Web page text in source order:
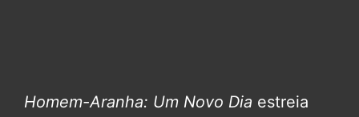
Homem-Aranha: Um Novo Dia estreia